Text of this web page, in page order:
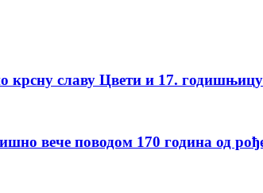
славу Цвети и 17.
вече поводом 170 година од